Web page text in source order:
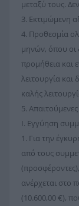
μεταξύ τους.
3. Εκτιμώμενη
4. Προθεσμία
μηνών, όπου οι
προμήθεια και
λειτουργία και
καλής
5.
I. Εγγύηση
1. Για την
από τους
ανέρχεται στο
(10.600,00 €),